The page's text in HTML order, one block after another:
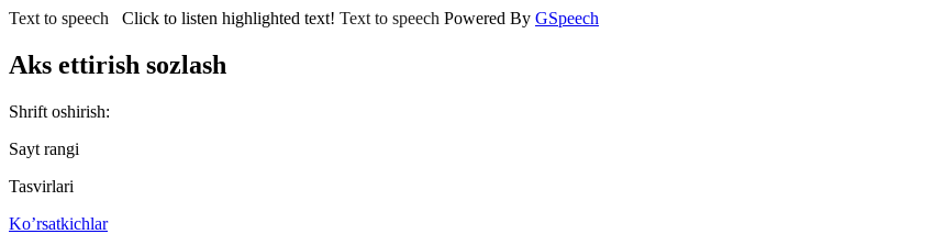
Text to speech Click to listen highlighted text! Text to speech Powered By GSpeech
Aks ettirish sozlash
Shrift oshirish:
Sayt rangi
Tasvirlari
Ko’rsatkichlar